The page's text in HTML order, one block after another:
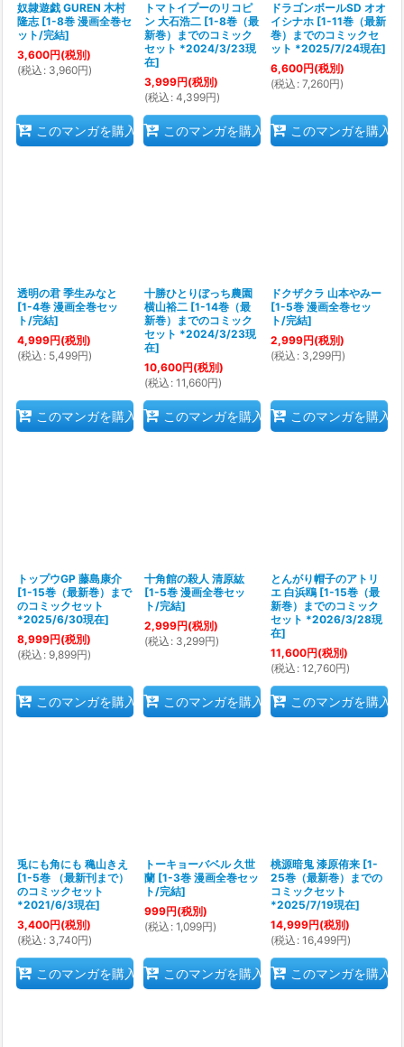
奴隷遊戯 GUREN 木村
隆志 [1-8巻 漫画全巻セ
ット/完結]
3,600円(税別)
(税込 : 3,960円)
このマンガを購入
トマトイプーのリコピ
ン 大石浩二 [1-8巻（最
新巻）までのコミック
セット *2024/3/23現
在]
3,999円(税別)
(税込 : 4,399円)
このマンガを購入
ドラゴンボールSD オオ
イシナホ [1-11巻（最新
巻）までのコミックセ
ット *2025/7/24現在]
6,600円(税別)
(税込 : 7,260円)
このマンガを購入
透明の君 季生みなと
[1-4巻 漫画全巻セッ
ト/完結]
4,999円(税別)
(税込 : 5,499円)
このマンガを購入
十勝ひとりぼっち農園
横山裕二 [1-14巻（最
新巻）までのコミック
セット *2024/3/23現
在]
10,600円(税別)
(税込 : 11,660円)
このマンガを購入
ドクザクラ 山本やみー
[1-5巻 漫画全巻セッ
ト/完結]
2,999円(税別)
(税込 : 3,299円)
このマンガを購入
トップウGP 藤島康介
[1-15巻（最新巻）まで
のコミックセット
*2025/6/30現在]
8,999円(税別)
(税込 : 9,899円)
このマンガを購入
十角館の殺人 清原紘
[1-5巻 漫画全巻セッ
ト/完結]
2,999円(税別)
(税込 : 3,299円)
このマンガを購入
とんがり帽子のアトリ
エ 白浜鴎 [1-15巻（最
新巻）までのコミック
セット *2026/3/28現
在]
11,600円(税別)
(税込 : 12,760円)
このマンガを購入
兎にも角にも 穐山きえ
[1-5巻 （最新刊まで）
のコミックセット
*2021/6/3現在]
3,400円(税別)
(税込 : 3,740円)
このマンガを購入
トーキョーバベル 久世
蘭 [1-3巻 漫画全巻セッ
ト/完結]
999円(税別)
(税込 : 1,099円)
このマンガを購入
桃源暗鬼 漆原侑来 [1-
25巻（最新巻）までの
コミックセット
*2025/7/19現在]
14,999円(税別)
(税込 : 16,499円)
このマンガを購入